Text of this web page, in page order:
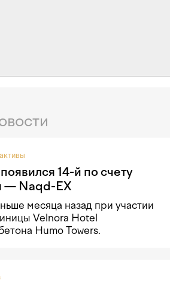
14-й по счету
— Naqd-EX
месяца назад при участии
Velnora Hotel
Humo Towers.